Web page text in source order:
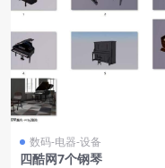
数码-电器-设备
四酷网7个钢琴